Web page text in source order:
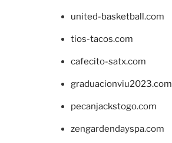
united-basketball.com
tios-tacos.com
cafecito-satx.com
graduacionviu2023.com
pecanjackstogo.com
zengardendayspa.com